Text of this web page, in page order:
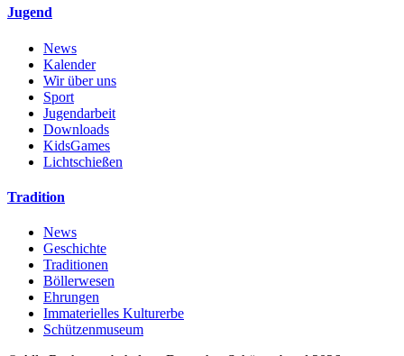
Jugend
News
Kalender
Wir über uns
Sport
Jugendarbeit
Downloads
KidsGames
Lichtschießen
Tradition
News
Geschichte
Traditionen
Böllerwesen
Ehrungen
Immaterielles Kulturerbe
Schützenmuseum